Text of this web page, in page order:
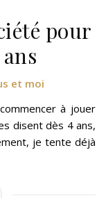
pour
et moi
à jouer
disent dès 4 ans,
je tente déjà